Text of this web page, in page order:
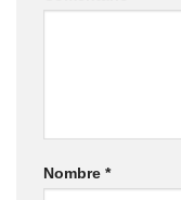
Nombre *